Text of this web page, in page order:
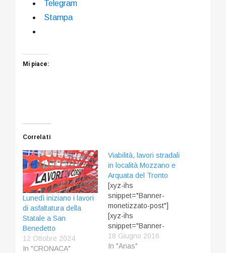
Telegram
Stampa
Mi piace:
Correlati
Lunedì iniziano i lavori
di asfaltatura della
Statale a San
Benedetto
12 Ottobre 2024
In "CRONACA"
Viabilità, lavori stradali
in località Mozzano e
Arquata del Tronto
[xyz-ihs
snippet="Banner-
monetizzato-post"]
[xyz-ihs
snippet="Banner-
monetizzato-mobile-
alto"] Anas comunica
18 Giugno 2016
In "Anas"